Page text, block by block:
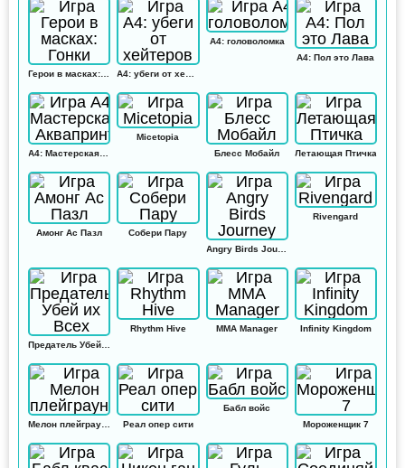
А4: головоломка
А4: Пол это Лава
Micetopia
Блесс Мобайл
Летающая Птичка
Амонг Ас Пазл
Собери Пару
Angry Birds Journey
Rivengard
Rhythm Hive MMA Manager Infinity Kingdom
Реал опер сити
Бабл войс
Мороженщик 7